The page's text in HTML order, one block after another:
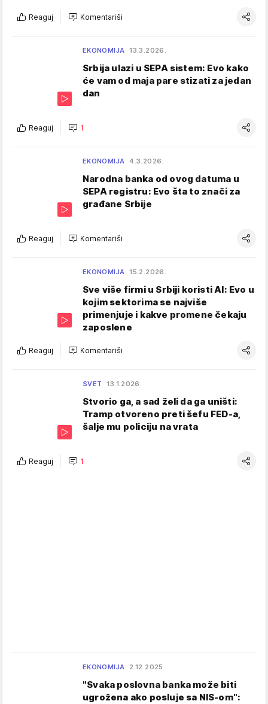
Reaguj Komentariši
EKONOMIJA 13.3.2026.
Srbija ulazi u SEPA sistem: Evo kako
će vam od maja pare stizati za jedan
dan
Reaguj 1
EKONOMIJA 4.3.2026.
Narodna banka od ovog datuma u
SEPA registru: Evo šta to znači za
građane Srbije
Reaguj Komentariši
EKONOMIJA 15.2.2026.
Sve više firmi u Srbiji koristi AI: Evo u
kojim sektorima se najviše
primenjuje i kakve promene čekaju
zaposlene
Reaguj Komentariši
SVET 13.1.2026.
Stvorio ga, a sad želi da ga uništi:
Tramp otvoreno preti šefu FED-a,
šalje mu policiju na vrata
Reaguj 1
EKONOMIJA 2.12.2025.
"Svaka poslovna banka može biti
ugrožena ako posluje sa NIS-om":